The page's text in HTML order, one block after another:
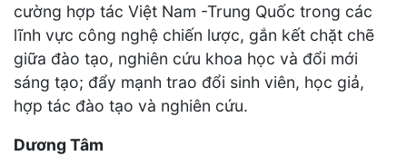
cường hợp tác Việt Nam -Trung Quốc trong các
lĩnh vực công nghệ chiến lược, gắn kết chặt chẽ
giữa đào tạo, nghiên cứu khoa học và đổi mới
sáng tạo; đẩy mạnh trao đổi sinh viên, học giả,
hợp tác đào tạo và nghiên cứu.
Dương Tâm